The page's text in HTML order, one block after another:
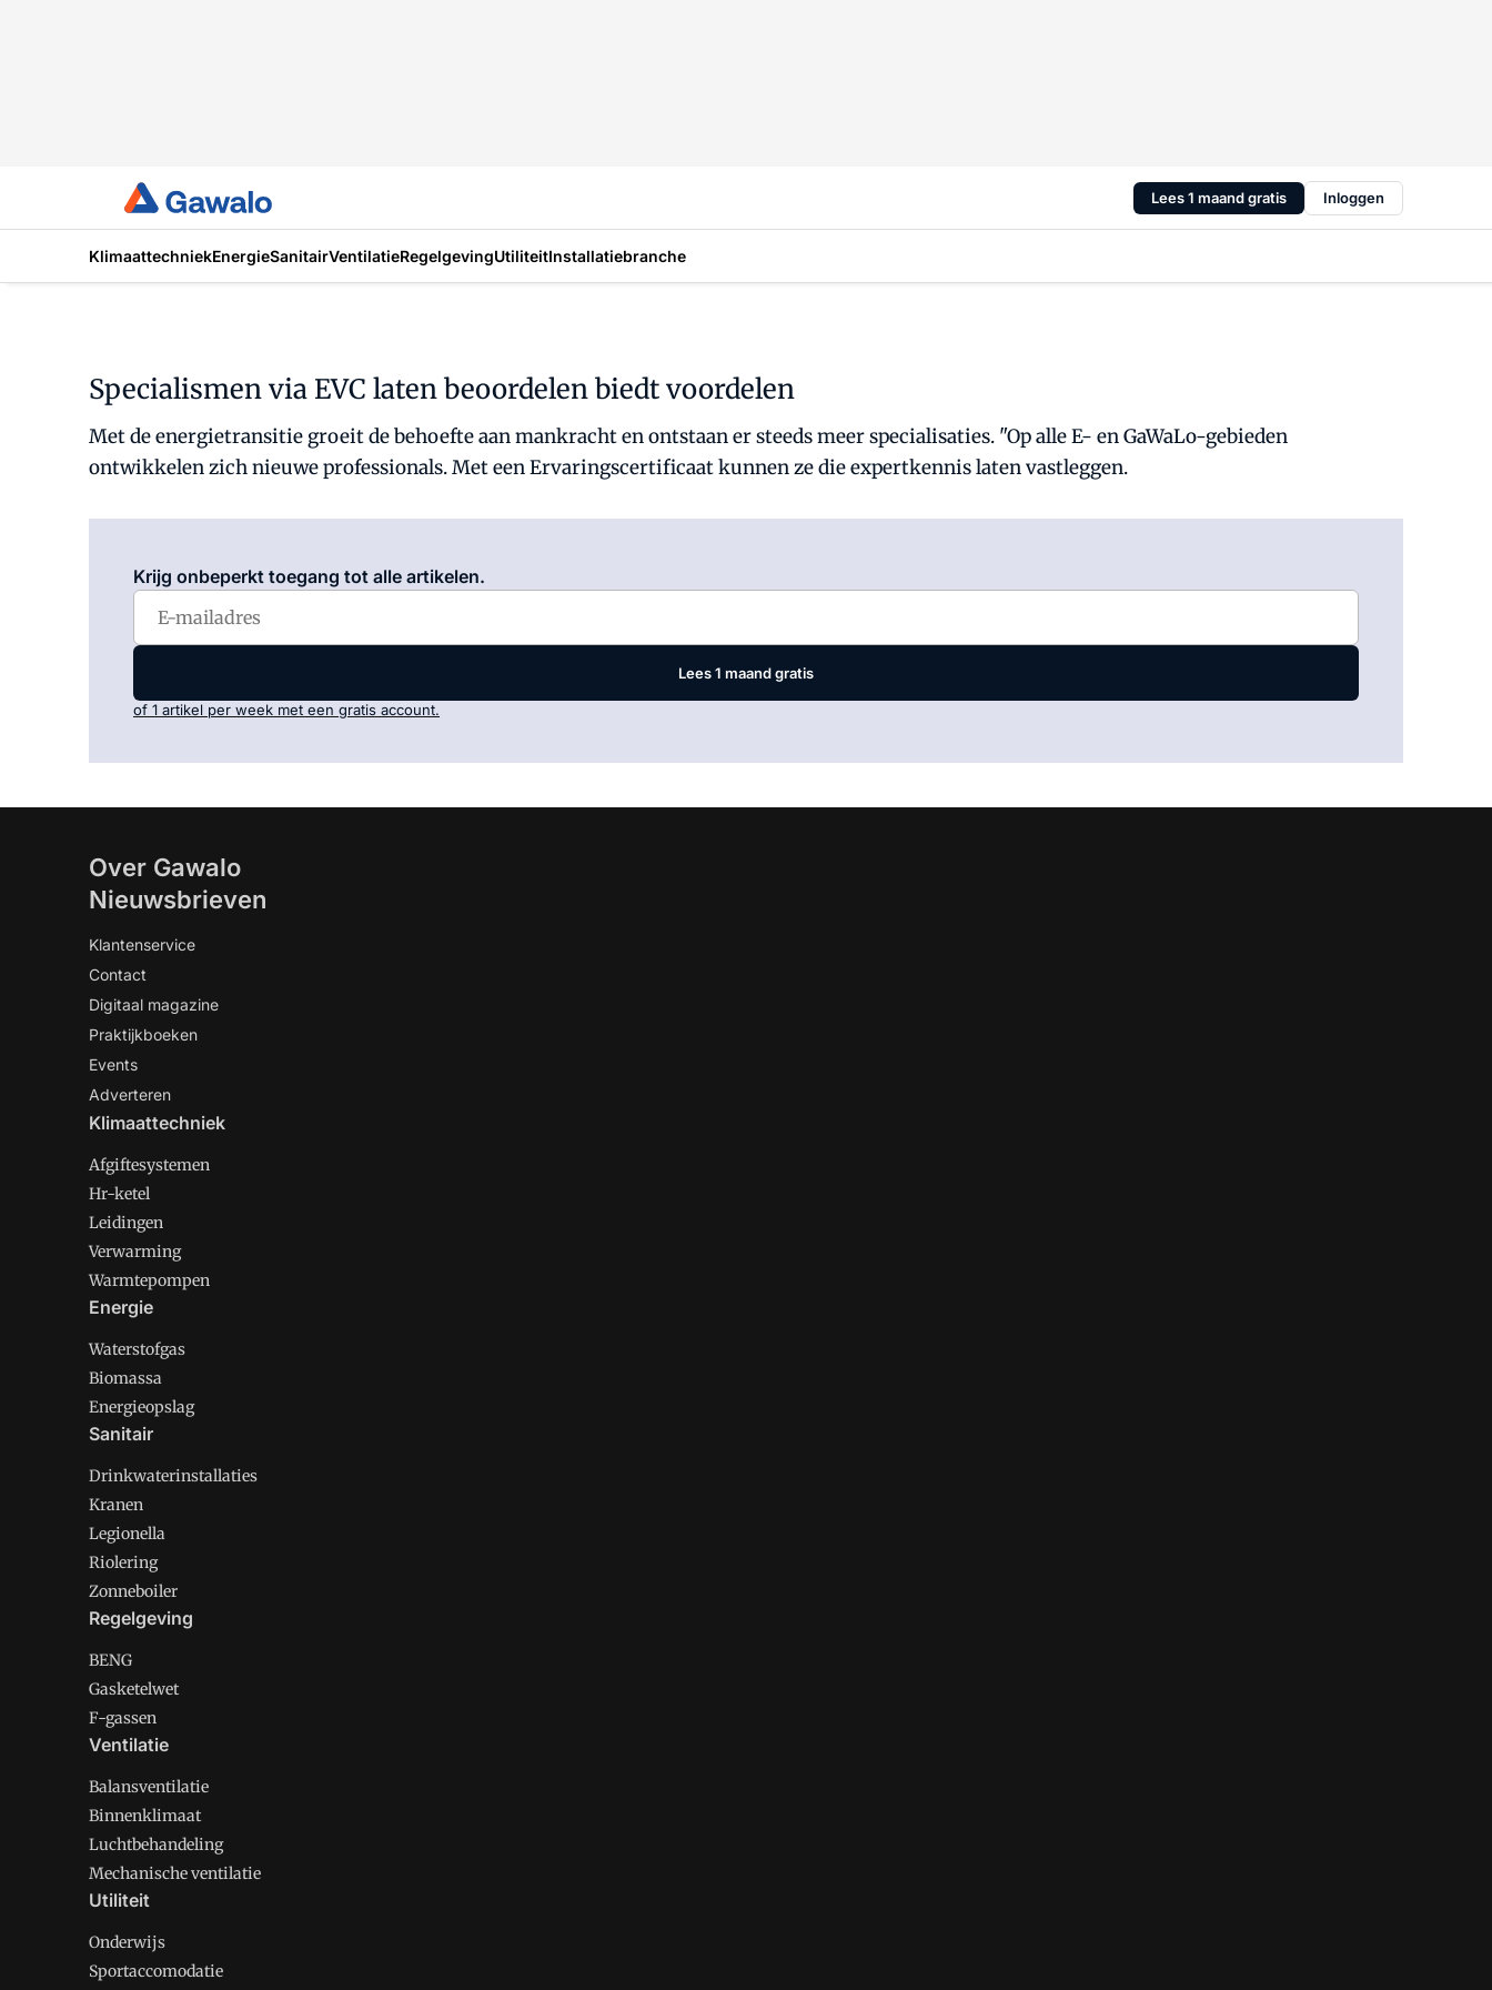
Lees 1 maand gratis Inloggen
KlimaattechniekEnergieSanitairVentilatieRegelgevingUtiliteitInstallatiebranche
Specialismen via EVC laten beoordelen biedt voordelen
Met de energietransitie groeit de behoefte aan mankracht en ontstaan er steeds meer specialisaties. "Op alle E- en GaWaLo-gebieden
ontwikkelen zich nieuwe professionals. Met een Ervaringscertificaat kunnen ze die expertkennis laten vastleggen.
Krijg onbeperkt toegang tot alle artikelen.
Lees 1 maand gratis
of 1 artikel per week met een gratis account.
Over Gawalo
Nieuwsbrieven
Klantenservice
Contact
Digitaal magazine
Praktijkboeken
Events
Adverteren
Klimaattechniek
Afgiftesystemen
Hr-ketel
Leidingen
Verwarming
Warmtepompen
Energie
Waterstofgas
Biomassa
Energieopslag
Sanitair
Drinkwaterinstallaties
Kranen
Legionella
Riolering
Zonneboiler
Regelgeving
BENG
Gasketelwet
F-gassen
Ventilatie
Balansventilatie
Binnenklimaat
Luchtbehandeling
Mechanische ventilatie
Utiliteit
Onderwijs
Sportaccomodatie